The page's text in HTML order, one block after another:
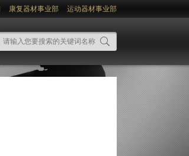
康复器材事业部 运动器材事业部